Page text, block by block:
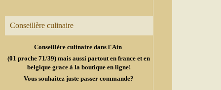
Conseillère culinaire
Conseillère culinaire dans l'Ain
(01 proche 71/39) mais aussi partout en france et en
belgique grace à la boutique en ligne!
Vous souhaitez juste passer commande?